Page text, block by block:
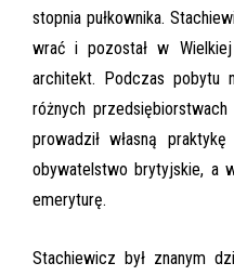
stopnia pułkownika.
wrać i pozostał w
architekt. Podczas pobytu
różnych
prowadził własną
obywatelstwo brytyjskie, a
emeryturę.
Stachiewicz był znanym